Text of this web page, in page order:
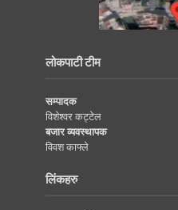
लोकपाटी टीम
सम्पादक
विशेश्वर कट्टेल
बजार व्यवस्थापक
विवश काफ्ले
लिंकहरु